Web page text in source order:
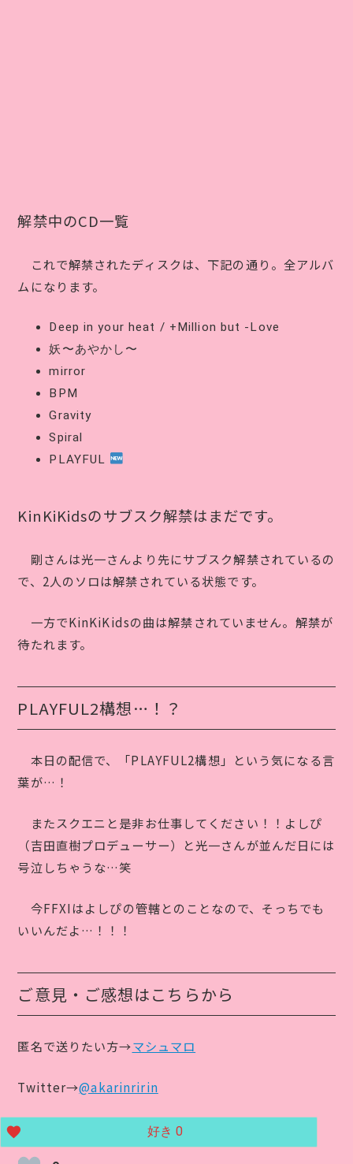
解禁中のCD一覧
これで解禁されたディスクは、下記の通り。全アルバ
ムになります。
Deep in your heat / +Million but -Love
妖〜あやかし〜
mirror
BPM
Gravity
Spiral
PLAYFUL
KinKiKidsのサブスク解禁はまだです。
剛さんは光一さんより先にサブスク解禁されているの
で、2人のソロは解禁されている状態です。
一方でKinKiKidsの曲は解禁されていません。解禁が
待たれます。
PLAYFUL2構想…！？
本日の配信で、「PLAYFUL2構想」という気になる言
葉が…！
またスクエニと是非お仕事してください！！よしぴ
（吉田直樹プロデューサー）と光一さんが並んだ日には
号泣しちゃうな…笑
今FFXIはよしぴの管轄とのことなので、そっちでも
いいんだよ…！！！
ご意見・ご感想はこちらから
匿名で送りたい方→マシュマロ
Twitter→@akarinririn
好き0